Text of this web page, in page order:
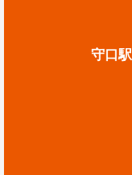
守口